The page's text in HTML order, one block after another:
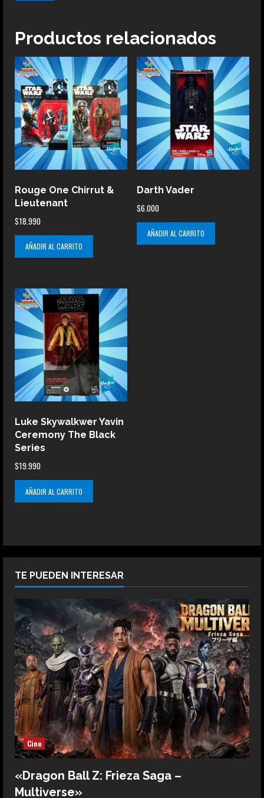
Productos relacionados
Rouge One Chirrut &
Lieutenant
$18.990
AÑADIR AL CARRITO
Darth Vader
$6.000
AÑADIR AL CARRITO
Luke Skywalkwer Yavin
Ceremony The Black
Series
$19.990
AÑADIR AL CARRITO
TE PUEDEN INTERESAR
Cine
«Dragon Ball Z: Frieza Saga –
Multiverse»